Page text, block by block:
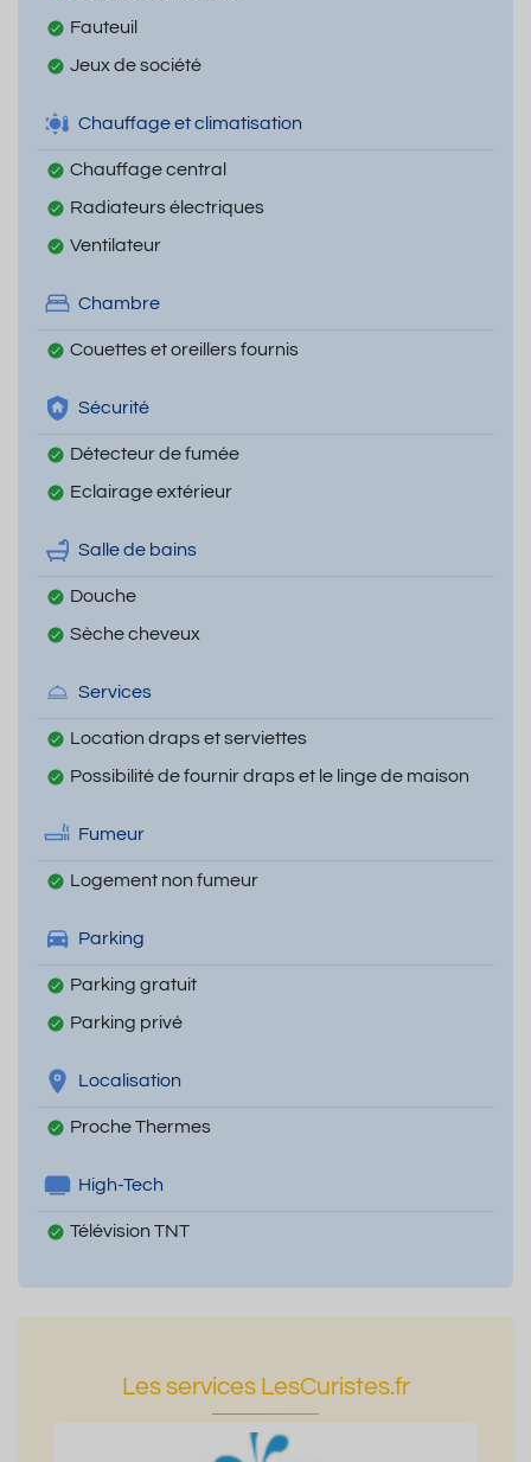
Fauteuil
Jeux de société
Chauffage et climatisation
Chauffage central
Radiateurs électriques
Ventilateur
Chambre
Couettes et oreillers fournis
Sécurité
Détecteur de fumée
Eclairage extérieur
Salle de bains
Douche
Sèche cheveux
Services
Location draps et serviettes
Possibilité de fournir draps et le linge de maison
Fumeur
Logement non fumeur
Parking
Parking gratuit
Parking privé
Localisation
Proche Thermes
High-Tech
Télévision TNT
Les services LesCuristes.fr